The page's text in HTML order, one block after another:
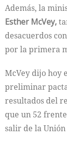
Además, la
Esther McVey,
desacuerdos
por la primera
McVey dijo hoy
preliminar
resultados del
que un 52
salir de la Unión